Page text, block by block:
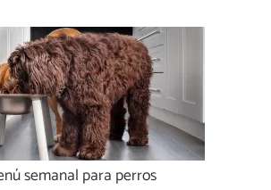
semanal para perros